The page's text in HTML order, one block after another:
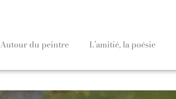
Autour du peintre L’amitié, la poésie